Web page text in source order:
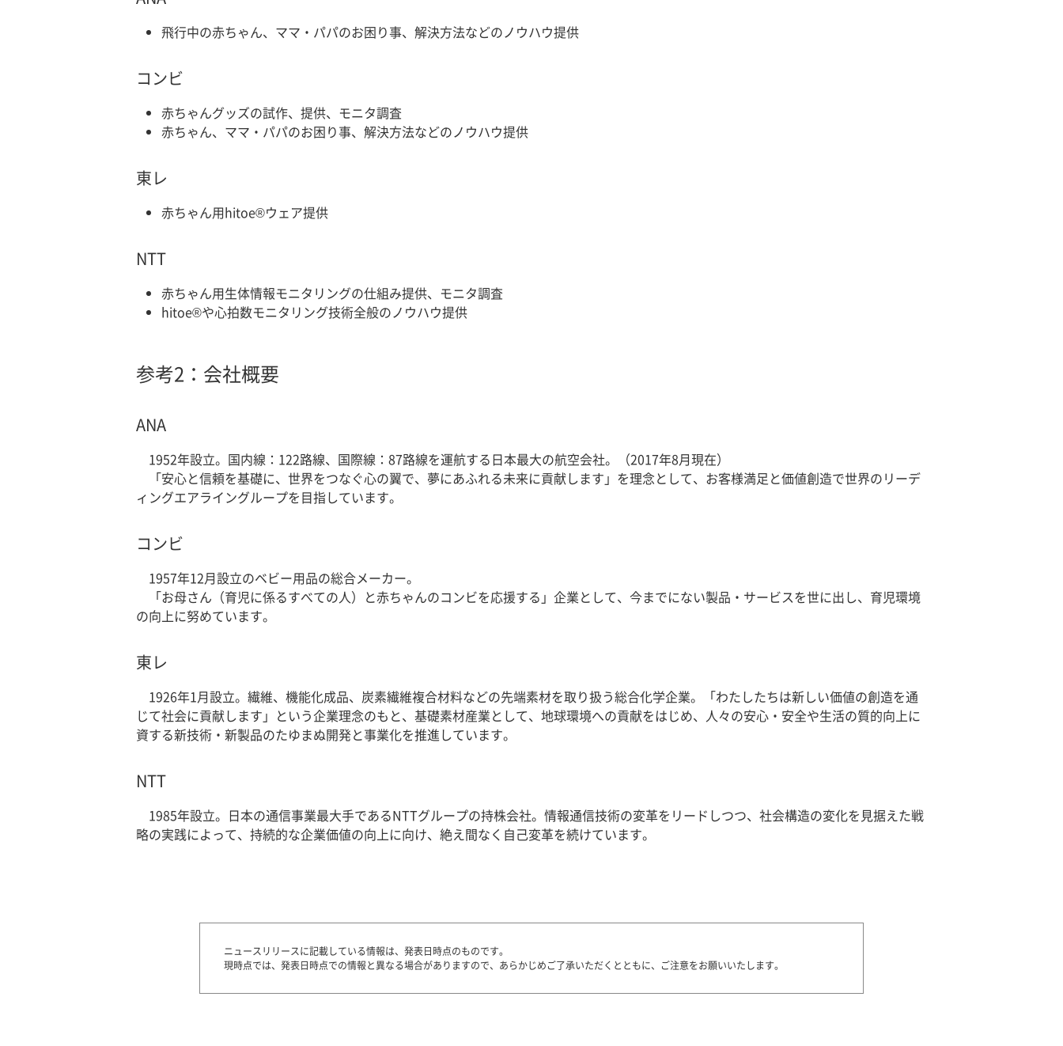
飛行中の赤ちゃん、ママ・パパのお困り事、解決方法などのノウハウ提供
コンビ
赤ちゃんグッズの試作、提供、モニタ調査
赤ちゃん、ママ・パパのお困り事、解決方法などのノウハウ提供
東レ
赤ちゃん用hitoe®ウェア提供
NTT
赤ちゃん用生体情報モニタリングの仕組み提供、モニタ調査
hitoe®や心拍数モニタリング技術全般のノウハウ提供
参考2：会社概要
ANA
1952年設立。国内線：122路線、国際線：87路線を運航する日本最大の航空会社。（2017年8月現在）
「安心と信頼を基礎に、世界をつなぐ心の翼で、夢にあふれる未来に貢献します」を理念として、お客様満足と価値創造で世界のリーデ
ィングエアライングループを目指しています。
コンビ
1957年12月設立のベビー用品の総合メーカー。
「お母さん（育児に係るすべての人）と赤ちゃんのコンビを応援する」企業として、今までにない製品・サービスを世に出し、育児環境
の向上に努めています。
東レ
1926年1月設立。繊維、機能化成品、炭素繊維複合材料などの先端素材を取り扱う総合化学企業。「わたしたちは新しい価値の創造を通
じて社会に貢献します」という企業理念のもと、基礎素材産業として、地球環境への貢献をはじめ、人々の安心・安全や生活の質的向上に
資する新技術・新製品のたゆまぬ開発と事業化を推進しています。
NTT
1985年設立。日本の通信事業最大手であるNTTグループの持株会社。情報通信技術の変革をリードしつつ、社会構造の変化を見据えた戦
略の実践によって、持続的な企業価値の向上に向け、絶え間なく自己変革を続けています。
ニュースリリースに記載している情報は、発表日時点のものです。
現時点では、発表日時点での情報と異なる場合がありますので、あらかじめご了承いただくとともに、ご注意をお願いいたします。